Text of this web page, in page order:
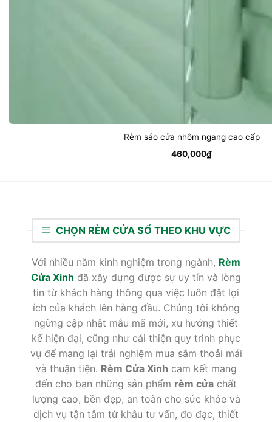
Rèm sáo cửa nhôm ngang cao cấp
460,000₫
CHỌN RÈM CỬA SỔ THEO KHU VỰC
Với nhiều năm kinh nghiệm trong ngành, Rèm
Cửa Xinh đã xây dựng được sự uy tín và lòng
tin từ khách hàng thông qua việc luôn đặt lợi
ích của khách lên hàng đầu. Chúng tôi không
ngừng cập nhật mẫu mã mới, xu hướng thiết
kế hiện đại, cũng như cải thiện quy trình phục
vụ để mang lại trải nghiệm mua sắm thoải mái
và thuận tiện. Rèm Cửa Xinh cam kết mang
đến cho bạn những sản phẩm rèm cửa chất
lượng cao, bền đẹp, an toàn cho sức khỏe và
dịch vụ tận tâm từ khâu tư vấn, đo đạc, thiết